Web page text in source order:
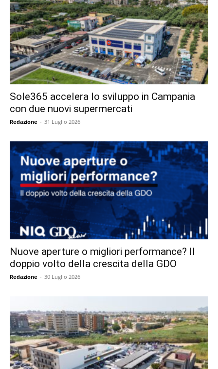
Sole365 accelera lo sviluppo in Campania
con due nuovi supermercati
Redazione - 31 Luglio 2026
Nuove aperture o migliori performance? Il
doppio volto della crescita della GDO
Redazione - 30 Luglio 2026